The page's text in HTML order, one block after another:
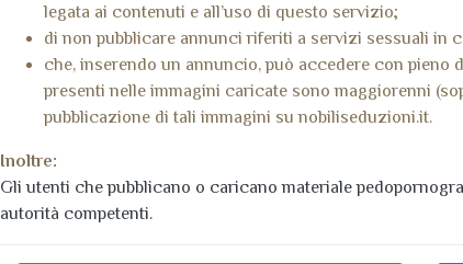
legata ai contenuti e all’uso di questo servizio;
di non pubblicare annunci riferiti a servizi sessuali in
che, inserendo un annuncio, può accedere con
presenti nelle immagini caricate sono maggiorenni
pubblicazione di tali immagini su nobiliseduzioni.it.
Inoltre:
Gli utenti che pubblicano o caricano materiale
autorità competenti.